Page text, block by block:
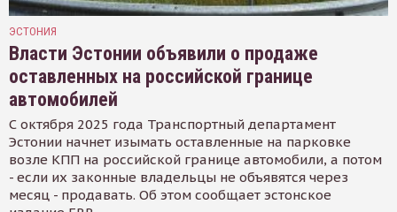
ЭСТОНИЯ
Власти Эстонии объявили о продаже
оставленных на российской границе
автомобилей
С октября 2025 года Транспортный департамент
Эстонии начнет изымать оставленные на парковке
возле КПП на российской границе автомобили, а потом
- если их законные владельцы не объявятся через
месяц - продавать. Об этом сообщает эстонское